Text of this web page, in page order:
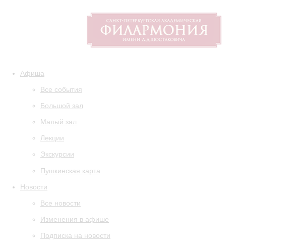
Афиша
Все события
Большой зал
Малый зал
Лекции
Экскурсии
Пушкинская карта
Новости
Все новости
Изменения в афише
Подписка на новости